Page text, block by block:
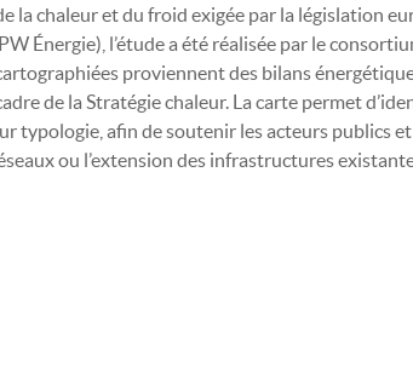
la chaleur et du froid exigée par la législation
Énergie), l’étude a été réalisée par le
proviennent des bilans
de la Stratégie chaleur. La carte permet
typologie, afin de soutenir les acteurs publics
ou l’extension des infrastructures